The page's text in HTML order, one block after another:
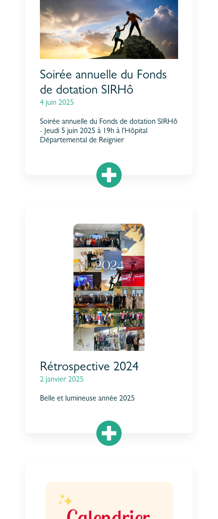
Soirée annuelle du Fonds
de dotation SIRHô
4 juin 2025
Soirée annuelle du Fonds de dotation SIRHô
- Jeudi 5 juin 2025 à 19h à l'Hôpital
Départemental de Reignier
Rétrospective 2024
2 janvier 2025
Belle et lumineuse année 2025